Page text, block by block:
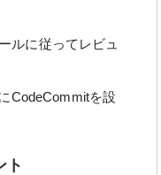
ルに従ってレビュ
CodeCommitを設
ト